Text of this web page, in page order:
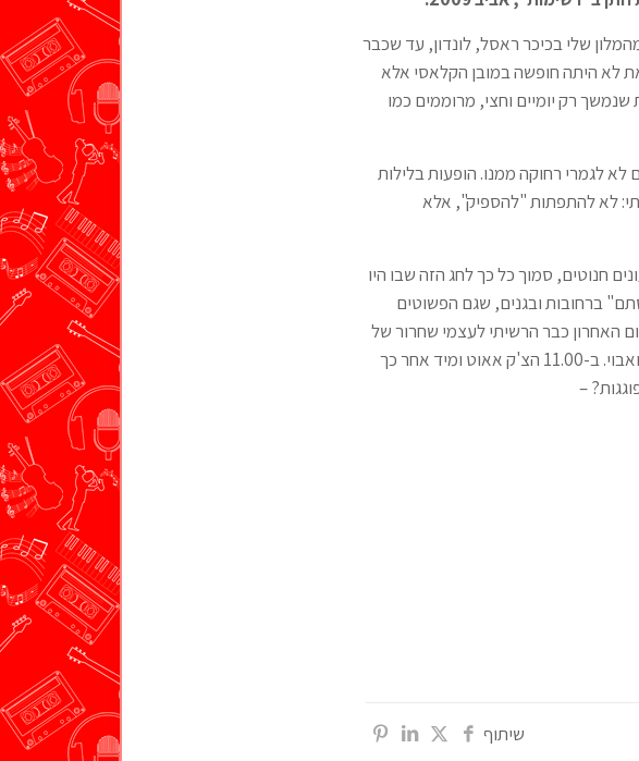
שלי בכיכר ראסל, לונדון, עד שכבר
לא היתה חופשה במובן הקלאסי אלא
רק יומיים וחצי, מרוממים כמו
לגמרי רחוקה ממנו. הופעות בלילות
לא להתפתות "להספיק", אלא
חנוטים, סמוך כל כך לחג הזה שבו היו
ברחובות ובגנים, שגם הפשוטים
האחרון כבר הרשיתי לעצמי שחרור של
אובדן בקרה והלכתי לאיבוד בעיר הזרה-חברה. איזה פלא. כמה כיף. אוי ואבוי. ב-11.00 הצ'ק אאוט ומיד אחר כך
–
שיתוף